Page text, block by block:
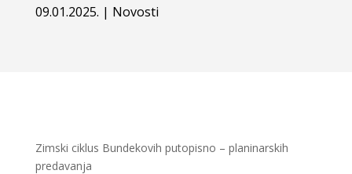
09.01.2025. | Novosti
Zimski ciklus Bundekovih putopisno – planinarskih
predavanja